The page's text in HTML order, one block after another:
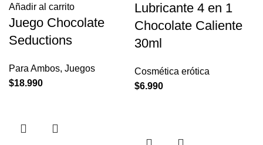
Añadir al carrito
Juego Chocolate
Seductions
Para Ambos, Juegos
$18.990
Lubricante 4 en 1
Chocolate Caliente
30ml
Cosmética erótica
$6.990